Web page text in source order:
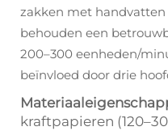
zakken met
behouden een
200–300 eenheden/
beïnvloed door drie
kraftpapieren